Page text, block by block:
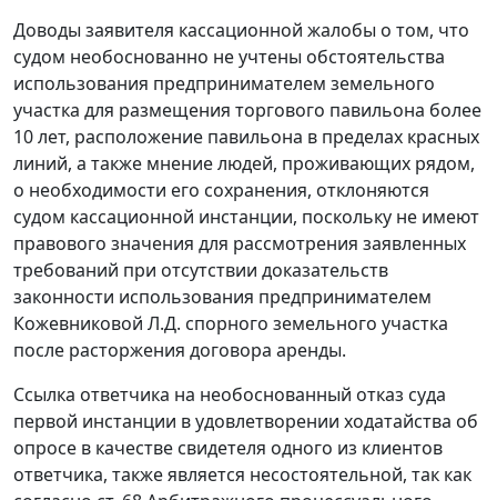
Доводы заявителя кассационной жалобы о том, что
судом необоснованно не учтены обстоятельства
использования предпринимателем земельного
участка для размещения торгового павильона более
10 лет, расположение павильона в пределах красных
линий, а также мнение людей, проживающих рядом,
о необходимости его сохранения, отклоняются
судом кассационной инстанции, поскольку не имеют
правового значения для рассмотрения заявленных
требований при отсутствии доказательств
законности использования предпринимателем
Кожевниковой Л.Д. спорного земельного участка
после расторжения договора аренды.
Ссылка ответчика на необоснованный отказ суда
первой инстанции в удовлетворении ходатайства об
опросе в качестве свидетеля одного из клиентов
ответчика, также является несостоятельной, так как